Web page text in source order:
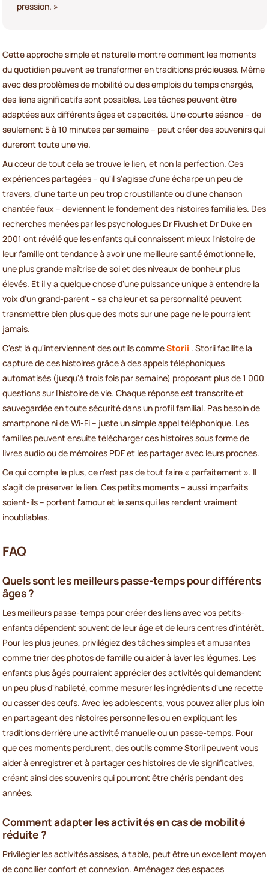
pression. »
Cette approche simple et naturelle montre comment les moments
du quotidien peuvent se transformer en traditions précieuses. Même
avec des problèmes de mobilité ou des emplois du temps chargés,
des liens significatifs sont possibles. Les tâches peuvent être
adaptées aux différents âges et capacités. Une courte séance – de
seulement 5 à 10 minutes par semaine – peut créer des souvenirs qui
dureront toute une vie.
Au cœur de tout cela se trouve le lien, et non la perfection. Ces
expériences partagées – qu'il s'agisse d'une écharpe un peu de
travers, d'une tarte un peu trop croustillante ou d'une chanson
chantée faux – deviennent le fondement des histoires familiales. Des
recherches menées par les psychologues Dr Fivush et Dr Duke en
2001 ont révélé que les enfants qui connaissent mieux l'histoire de
leur famille ont tendance à avoir une meilleure santé émotionnelle,
une plus grande maîtrise de soi et des niveaux de bonheur plus
élevés. Et il y a quelque chose d'une puissance unique à entendre la
voix d'un grand-parent – sa chaleur et sa personnalité peuvent
transmettre bien plus que des mots sur une page ne le pourraient
jamais.
C'est là qu'interviennent des outils commeStorii . Storii facilite la
capture de ces histoires grâce à des appels téléphoniques
automatisés (jusqu'à trois fois par semaine) proposant plus de 1 000
questions sur l'histoire de vie. Chaque réponse est transcrite et
sauvegardée en toute sécurité dans un profil familial. Pas besoin de
smartphone ni de Wi-Fi – juste un simple appel téléphonique. Les
familles peuvent ensuite télécharger ces histoires sous forme de
livres audio ou de mémoires PDF et les partager avec leurs proches.
Ce qui compte le plus, ce n'est pas de tout faire « parfaitement ». Il
s'agit de préserver le lien. Ces petits moments – aussi imparfaits
soient-ils – portent l'amour et le sens qui les rendent vraiment
inoubliables.
FAQ
Quels sont les meilleurs passe-temps pour différents
âges ?
Les meilleurs passe-temps pour créer des liens avec vos petits-
enfants dépendent souvent de leur âge et de leurs centres d'intérêt.
Pour les plus jeunes, privilégiez des tâches simples et amusantes
comme trier des photos de famille ou aider à laver les légumes. Les
enfants plus âgés pourraient apprécier des activités qui demandent
un peu plus d'habileté, comme mesurer les ingrédients d'une recette
ou casser des œufs. Avec les adolescents, vous pouvez aller plus loin
en partageant des histoires personnelles ou en expliquant les
traditions derrière une activité manuelle ou un passe-temps. Pour
que ces moments perdurent, des outils comme Storii peuvent vous
aider à enregistrer et à partager ces histoires de vie significatives,
créant ainsi des souvenirs qui pourront être chéris pendant des
années.
Comment adapter les activités en cas de mobilité
réduite ?
Privilégier les activités assises, à table, peut être un excellent moyen
de concilier confort et connexion. Aménagez des espaces